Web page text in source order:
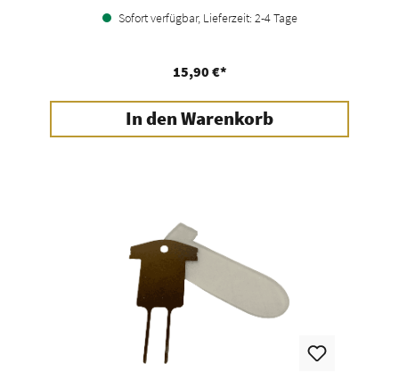
Sofort verfügbar, Lieferzeit: 2-4 Tage
15,90 €*
In den Warenkorb